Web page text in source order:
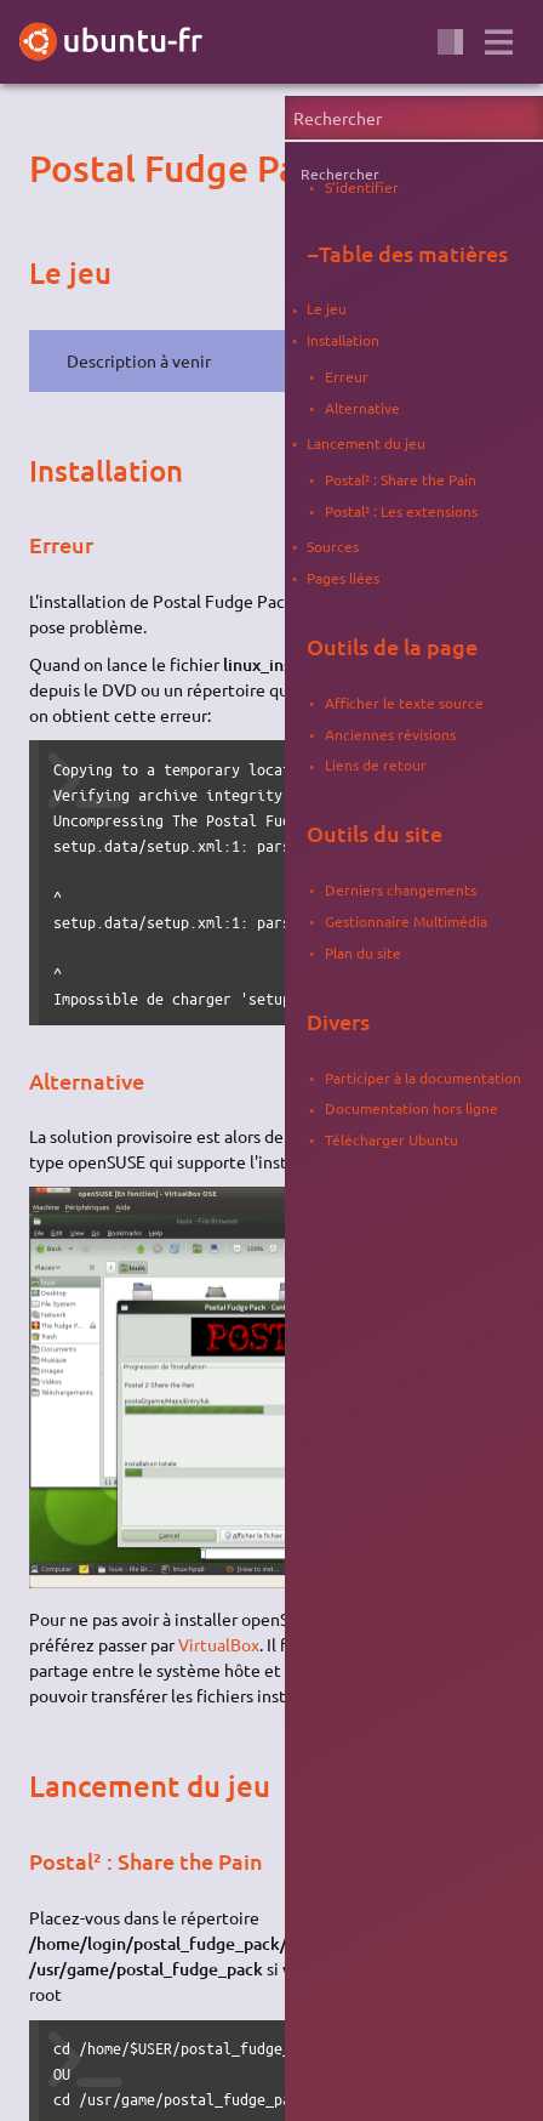
Postal Fudge Pack
Le jeu
Description à venir
Installation
Erreur
L'installation de Postal Fudge Pack en natif sur Ubuntu 10.10
pose problème.
Quand on lance le fichierlinux_installer.sh
dans un terminal
depuis le DVD ou un répertoire qui contient les fichiers du jeu,
on obtient cette erreur:
Copying to a temporary location...
Verifying archive integrity... All good.
Uncompressing The Postal Fudge Pack for
setup.data/setup.xml:1: parser error : Document is empty
^
setup.data/setup.xml:1: parser error : Start tag
^
Impossible de charger 'setup.data/setup.xml'
Alternative
La solution provisoire est alors de passer par un système de
type openSUSE qui supporte l'installation sans soucis.
Pour ne pas avoir à installer openSUSE sur votre ordinateur,
préférez passer parVirtualBox. Il faudra toutefois créer un
partage entre le système hôte et le système invité pour
pouvoir transférer les fichiers installés vers votre système.
Lancement du jeu
Postal² : Share the Pain
Placez-vous dans le répertoire
/home/login/postal_fudge_pack/
/usr/game/postal_fudge_packsi vous l'avez installé/copié en
root
cd /home/$USER/postal_fudge_pack
OU
cd /usr/game/postal_fudge_pack
Rechercher
S'identifier
−Table des matières
Le jeu
Installation
Erreur
Alternative
Lancement du jeu
Postal² : Share the Pain
Postal² : Les extensions
Sources
Pages liées
Outils de la page
Afficher le texte source
Anciennes révisions
Liens de retour
Outils du site
Derniers changements
Gestionnaire Multimédia
Plan du site
Divers
Participer à la documentation
Documentation hors ligne
Télécharger Ubuntu